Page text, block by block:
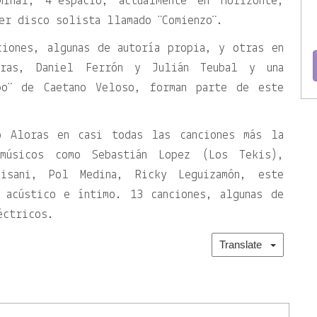
disco solista llamado ¨Comienzo¨.
algunas de autoría propia, y otras en
Daniel Ferrón y Julián Teubal y una
de Caetano Veloso, forman parte de este
Aloras en casi todas las canciones más la
como Sebastián Lopez (Los Tekis),
Pol Medina, Ricky Leguizamón, este
e íntimo. 13 canciones, algunas de
Translate